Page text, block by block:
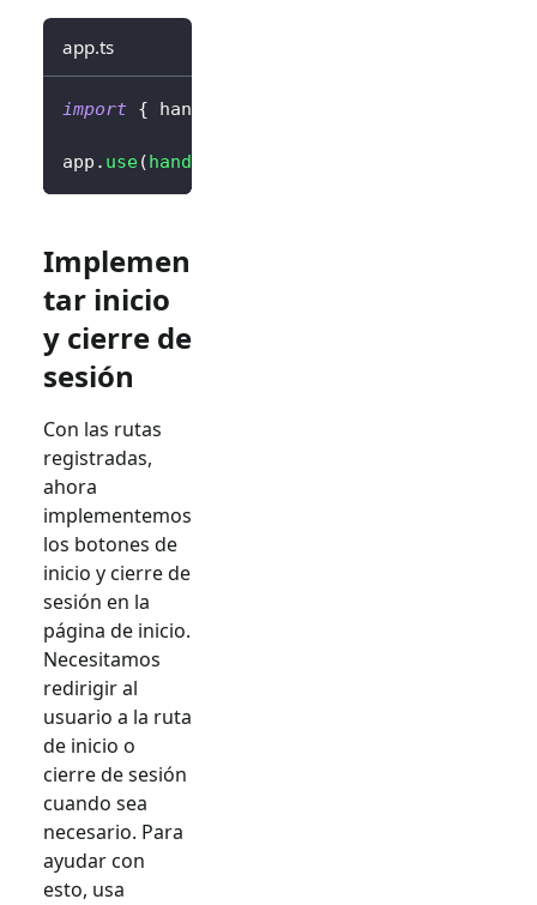
app.ts
import { handleAuthRoutes
app . use(handleAuthRoutes
Implemen
tar inicio
y cierre de
sesión
Con las rutas
registradas,
ahora
implementemos
los botones de
inicio y cierre de
sesión en la
página de inicio.
Necesitamos
redirigir al
usuario a la ruta
de inicio o
cierre de sesión
cuando sea
necesario. Para
ayudar con
esto, usa